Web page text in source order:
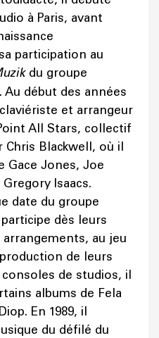
à Paris, avant
participation au
du groupe
Au début des années
et arrangeur
All Stars, collectif
Blackwell, où il
Gace Jones, Joe
Isaacs.
date du groupe
dès leurs
arrangements, au jeu
de leurs
de studios, il
albums de Fela
En 1989, il
du défilé du